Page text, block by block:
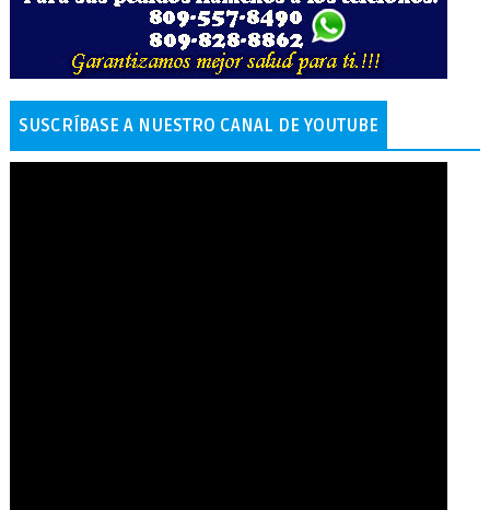
SUSCRÍBASE A NUESTRO CANAL DE YOUTUBE